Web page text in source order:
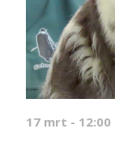
17 mrt - 12:00